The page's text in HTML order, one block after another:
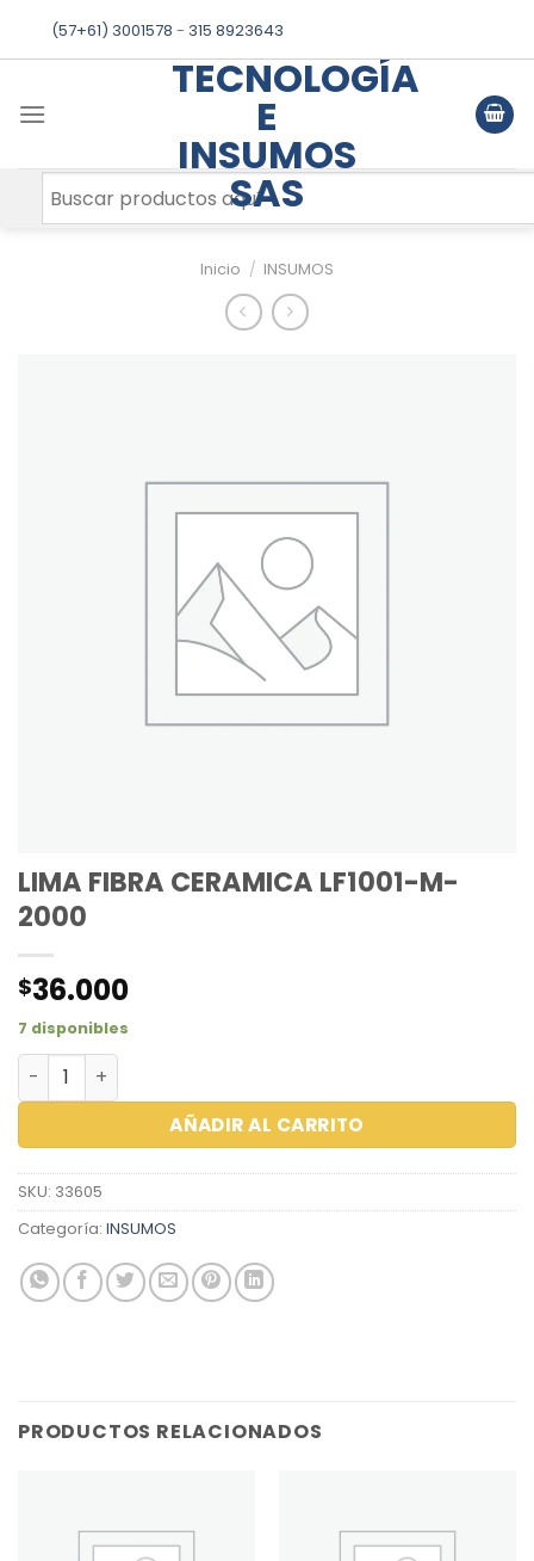
(57+61) 3001578 - 315 8923643
TECNOLOGÍA
E
INSUMOS
SAS
Inicio / INSUMOS
LIMA FIBRA CERAMICA LF1001-M-
2000
$36.000
7 disponibles
LIMA FIBRA CERAMICA LF1001-M-2000 cantidad
AÑADIR AL CARRITO
SKU: 33605
Categoría: INSUMOS
PRODUCTOS RELACIONADOS